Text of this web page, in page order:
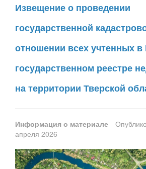
Извещение о проведении
государственной
отношении всех учтенных
государственном реестре
на территории Тверской
Информация о материале
апреля 2026